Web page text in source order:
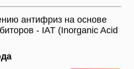
антифриз на основе
- IAT (Inorganic Acid